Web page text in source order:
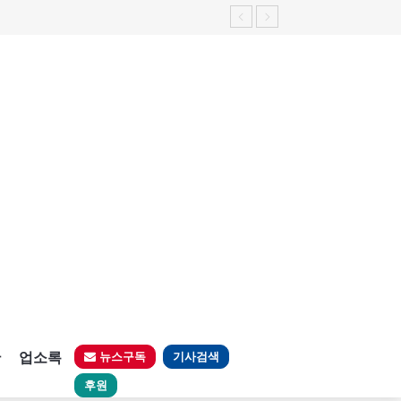
업소록 뉴스구독 기사검색
후원